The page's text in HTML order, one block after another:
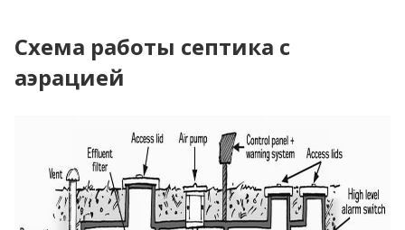
Схема работы септика с
аэрацией